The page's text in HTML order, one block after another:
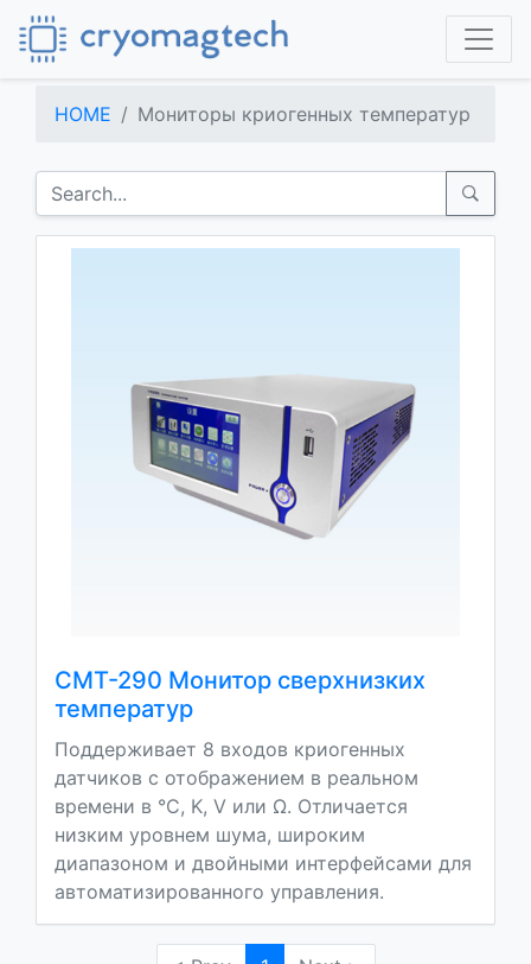
HOME Мониторы криогенных температур
CMT-290 Монитор сверхнизких
температур
Поддерживает 8 входов криогенных
датчиков с отображением в реальном
времени в °C, K, V или Ω. Отличается
низким уровнем шума, широким
диапазоном и двойными интерфейсами для
автоматизированного управления.